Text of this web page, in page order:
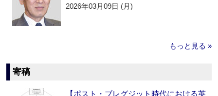
2026年03月09日 (月)
もっと見る »
寄稿
【ポスト・ブレグジット時代における英